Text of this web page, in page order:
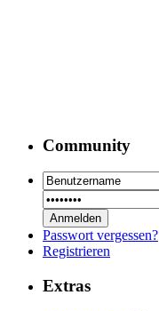
Community
Passwort vergessen?
Registrieren
Extras